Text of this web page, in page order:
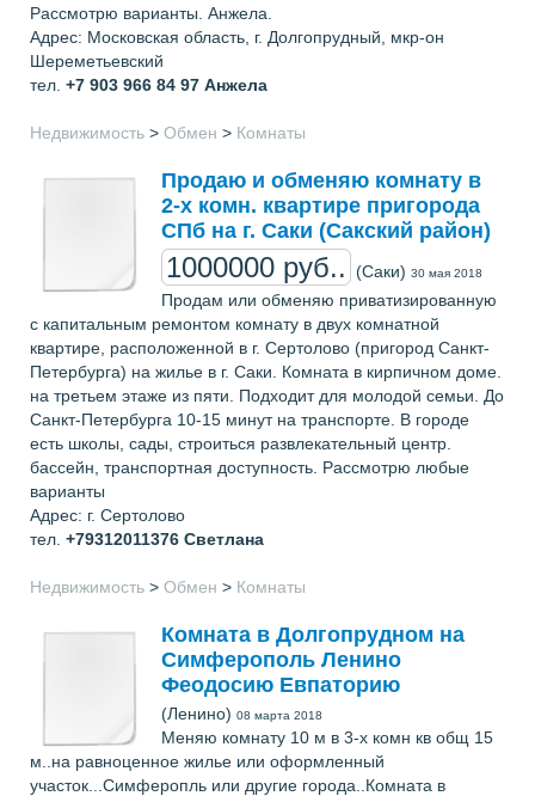
Рассмотрю варианты. Анжела.
Адрес: Московская область, г. Долгопрудный, мкр-он
Шереметьевский
тел. +7 903 966 84 97 Анжела
Недвижимость > Обмен > Комнаты
Продаю и обменяю комнату в
2-х комн. квартире пригорода
СПб на г. Саки (Сакский район)
1000000 руб.. (Саки) 30 мая 2018
Продам или обменяю приватизированную
с капитальным ремонтом комнату в двух комнатной
квартире, расположенной в г. Сертолово (пригород Санкт-
Петербурга) на жилье в г. Саки. Комната в кирпичном доме.
на третьем этаже из пяти. Подходит для молодой семьи. До
Санкт-Петербурга 10-15 минут на транспорте. В городе
есть школы, сады, строиться развлекательный центр.
бассейн, транспортная доступность. Рассмотрю любые
варианты
Адрес: г. Сертолово
тел. +79312011376 Светлана
Недвижимость > Обмен > Комнаты
Комната в Долгопрудном на
Симферополь Ленино
Феодосию Евпаторию
(Ленино) 08 марта 2018
Меняю комнату 10 м в 3-х комн кв общ 15
м..на равноценное жилье или оформленный
участок...Симферопль или другие города..Комната в